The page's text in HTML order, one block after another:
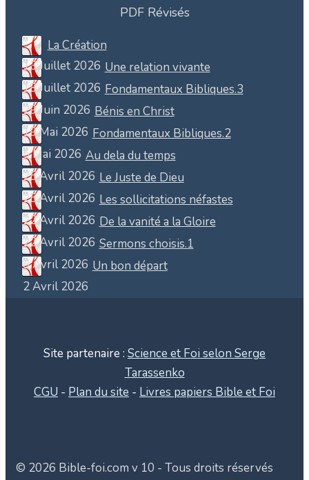
PDF Révisés
La Création
13 Juillet 2026 Une relation vivante
18 Juillet 2026 Fondamentaux Bibliques.3
29 Juin 2026 Bénis en Christ
19 Mai 2026 Fondamentaux Bibliques.2
5 Mai 2026 Au dela du temps
25 Avril 2026 Le Juste de Dieu
25 Avril 2026 Les sollicitations néfastes
22 Avril 2026 De la vanité a la Gloire
22 Avril 2026 Sermons choisis.1
8 Avril 2026 Un bon départ
2 Avril 2026
Site partenaire : Science et Foi selon Serge
Tarassenko
CGU - Plan du site - Livres papiers Bible et Foi
© 2026 Bible-foi.com v 10 - Tous droits réservés